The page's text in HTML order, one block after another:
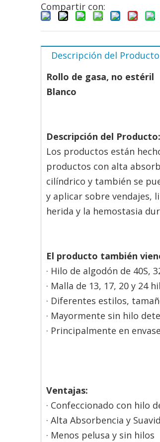
Compartir con:
Descripción del Producto
Rollo de gasa, no estéril
Blanco
Descripción del Producto:
Los productos están
productos con alta
cilíndrico y también se
y aplicar sobre vendajes,
herida y la hemostasia
El producto también
· Hilo de algodón de 40S,
· Malla de 13, 17, 20 y 24
· Diferentes estilos,
· Mayormente sin hilo
· Principalmente en
Ventajas:
· Confeccionado con hilo
· Alta Absorbencia y
· Menos pelusa y sin hilos